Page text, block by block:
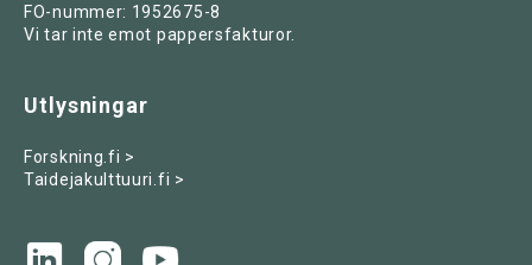
FO-nummer: 1952675-8
Vi tar inte emot pappersfakturor.
Utlysningar
Forskning.fi >
Taidejakulttuuri.fi >